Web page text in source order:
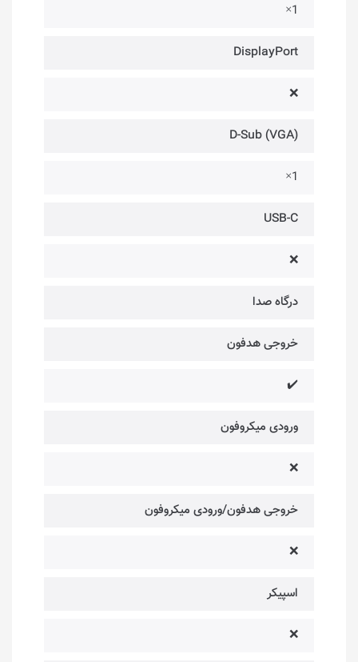
1×
DisplayPort
❌
(D-Sub (VGA
1×
USB-C
❌
درگاه صدا
خروجی هدفون
✔️
ورودی میکروفون
❌
خروجی هدفون/ورودی میکروفون
❌
اسپیکر
❌